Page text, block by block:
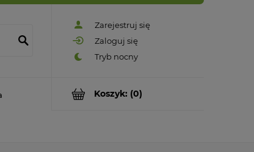
Zarejestruj się
Zaloguj się
Koszyk: (0)